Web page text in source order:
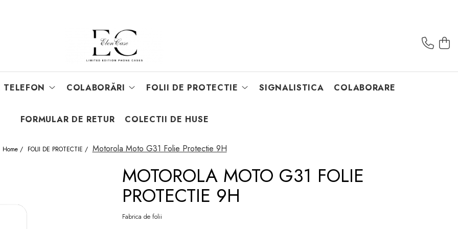
TELEFON COLABORĂRI FOLII DE PROTECTIE SIGNALISTICA COLABORARE
FORMULAR DE RETUR COLECTII DE HUSE
Home / FOLII DE PROTECTIE / Motorola Moto G31 Folie Protectie 9H
MOTOROLA MOTO G31 FOLIE
PROTECTIE 9H
Fabrica de folii